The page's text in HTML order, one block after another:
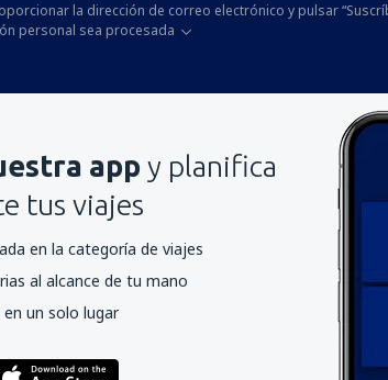
la dirección de correo electrónico y pulsar
personal sea procesada
app y planifica
tus viajes
en la categoría de viajes
al alcance de tu mano
un solo lugar